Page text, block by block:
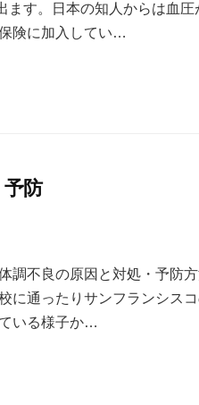
す。日本の知人からは血圧
険に加入してい…
防
調不良の原因と対処・予防
に通ったりサンフランシス
いる様子か…